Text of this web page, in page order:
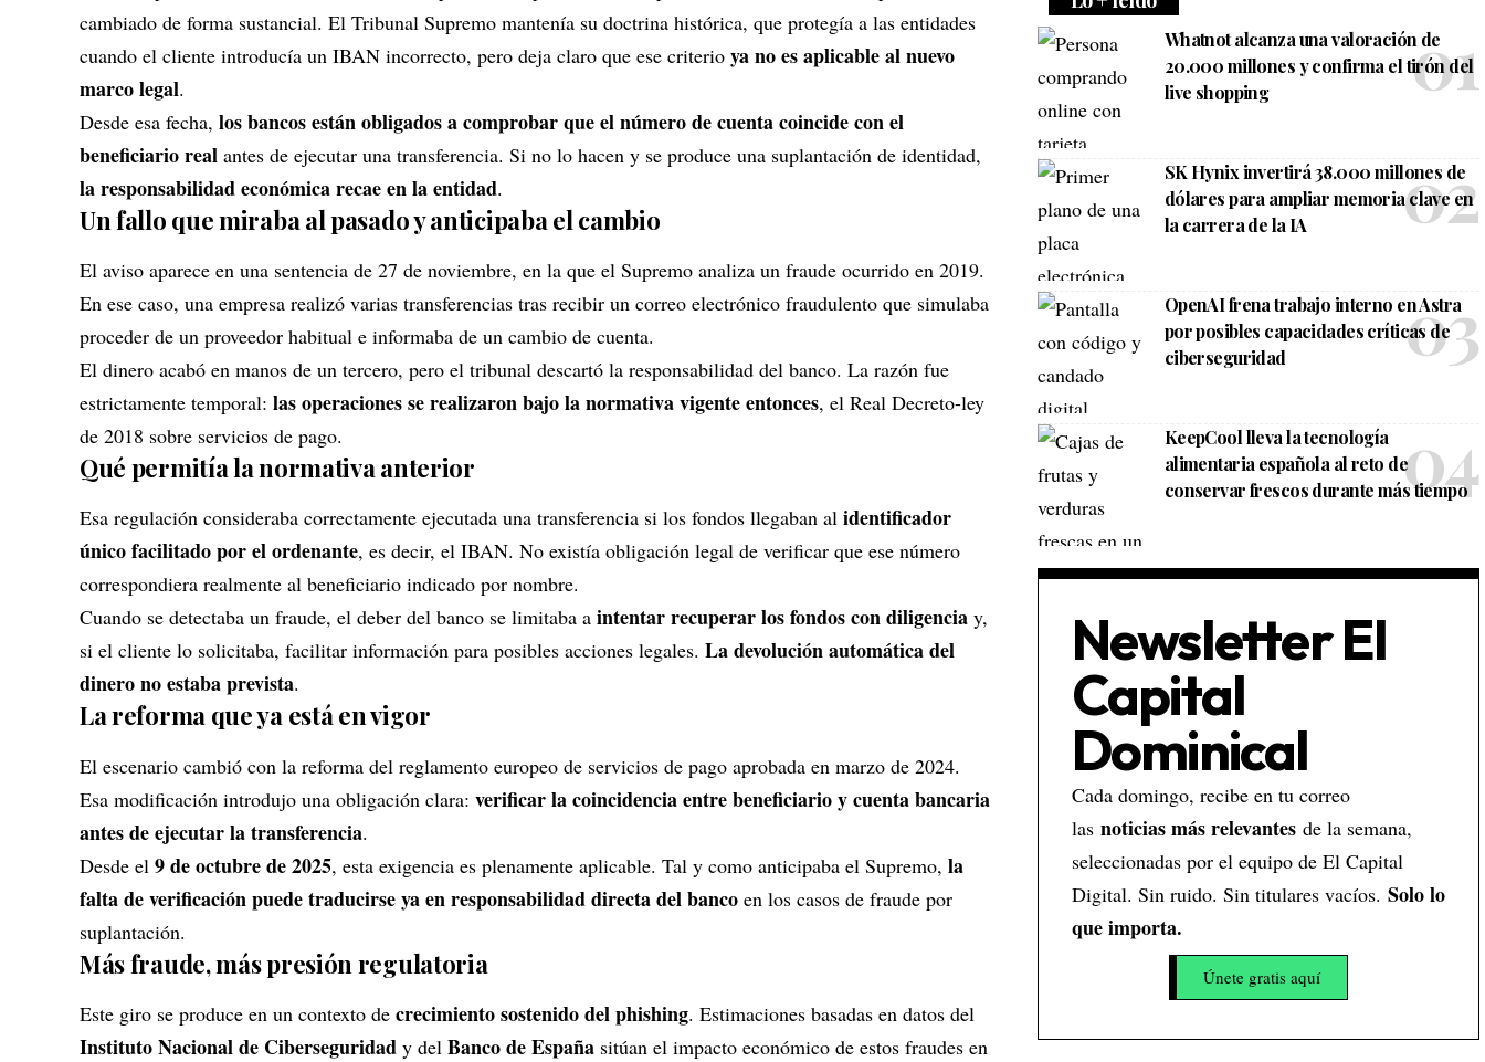
cambiado de forma sustancial. El Tribunal Supremo mantenía su doctrina histórica, que protegía a las entidades
cuando el cliente introducía un IBAN incorrecto, pero deja claro que ese criterio ya no es aplicable al nuevo
marco legal.
Desde esa fecha, los bancos están obligados a comprobar que el número de cuenta coincide con el
beneficiario real antes de ejecutar una transferencia. Si no lo hacen y se produce una suplantación de identidad,
la responsabilidad económica recae en la entidad.
Un fallo que miraba al pasado y anticipaba el cambio
El aviso aparece en una sentencia de 27 de noviembre, en la que el Supremo analiza un fraude ocurrido en 2019.
En ese caso, una empresa realizó varias transferencias tras recibir un correo electrónico fraudulento que simulaba
proceder de un proveedor habitual e informaba de un cambio de cuenta.
El dinero acabó en manos de un tercero, pero el tribunal descartó la responsabilidad del banco. La razón fue
estrictamente temporal: las operaciones se realizaron bajo la normativa vigente entonces, el Real Decreto-ley
de 2018 sobre servicios de pago.
Qué permitía la normativa anterior
Esa regulación consideraba correctamente ejecutada una transferencia si los fondos llegaban al identificador
único facilitado por el ordenante, es decir, el IBAN. No existía obligación legal de verificar que ese número
correspondiera realmente al beneficiario indicado por nombre.
Cuando se detectaba un fraude, el deber del banco se limitaba a intentar recuperar los fondos con diligencia y,
si el cliente lo solicitaba, facilitar información para posibles acciones legales. La devolución automática del
dinero no estaba prevista.
La reforma que ya está en vigor
El escenario cambió con la reforma del reglamento europeo de servicios de pago aprobada en marzo de 2024.
Esa modificación introdujo una obligación clara: verificar la coincidencia entre beneficiario y cuenta bancaria
antes de ejecutar la transferencia.
Desde el 9 de octubre de 2025, esta exigencia es plenamente aplicable. Tal y como anticipaba el Supremo, la
falta de verificación puede traducirse ya en responsabilidad directa del banco en los casos de fraude por
suplantación.
Más fraude, más presión regulatoria
Este giro se produce en un contexto de crecimiento sostenido del phishing. Estimaciones basadas en datos del
Instituto Nacional de Ciberseguridad y del Banco de España sitúan el impacto económico de estos fraudes en
Whatnot alcanza una valoración de
20.000 millones y confirma el tirón del
live shopping
SK Hynix invertirá 38.000 millones de
dólares para ampliar memoria clave en
la carrera de la IA
OpenAI frena trabajo interno en Astra
por posibles capacidades críticas de
ciberseguridad
KeepCool lleva la tecnología
alimentaria española al reto de
conservar frescos durante más tiempo
Newsletter El
Capital
Dominical
Cada domingo, recibe en tu correo
lasnoticias más relevantesde la semana,
seleccionadas por el equipo de El Capital
Digital. Sin ruido. Sin titulares vacíos. Solo lo
que importa.
Únete gratis aquí